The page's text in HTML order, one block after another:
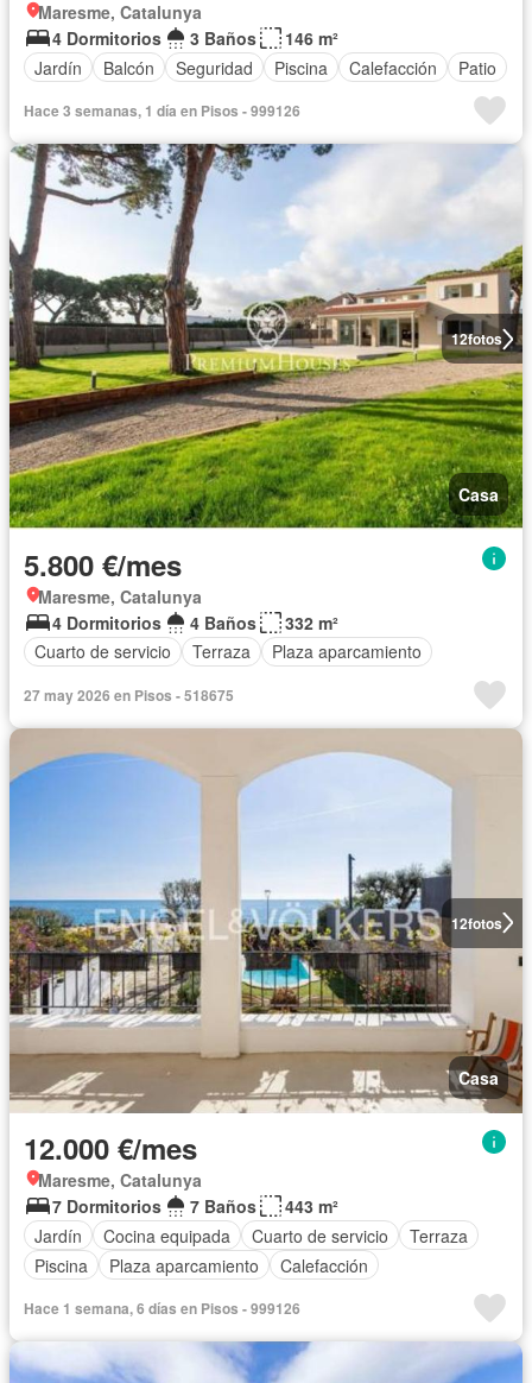
Maresme, Catalunya
4 Dormitorios
3 Baños
146 m²
Jardín
Balcón Seguridad Piscina Calefacción Patio
Hace 3 semanas, 1 día en Pisos - 999126
12fotos
Casa
5.800 €/mes
Maresme, Catalunya
4 Dormitorios
4 Baños
332 m²
Cuarto de servicio
Terraza Plaza aparcamiento
27 may 2026 en Pisos - 518675
12fotos
Casa
12.000 €/mes
Maresme, Catalunya
7 Dormitorios
7 Baños
443 m²
Jardín
Cocina equipada Cuarto de servicio
Terraza
Piscina
Plaza aparcamiento Calefacción
Hace 1 semana, 6 días en Pisos - 999126